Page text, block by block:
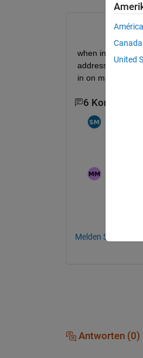
when installing
address already
in on matlab site
6 Kommentare
Melden Sie sich
Antworten (0)
Canada
United